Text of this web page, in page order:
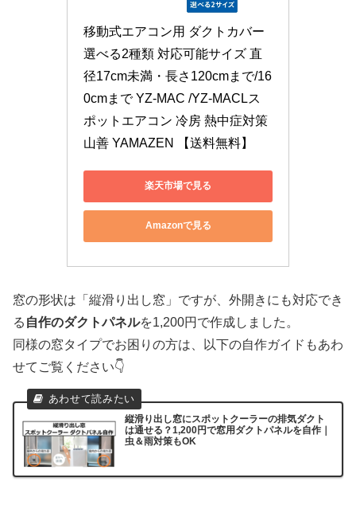
移動式エアコン用 ダクトカバー
選べる2種類 対応可能サイズ 直
径17cm未満・長さ120cmまで/16
0cmまで YZ-MAC /YZ-MACLス
ポットエアコン 冷房 熱中症対策
山善 YAMAZEN 【送料無料】
楽天市場で見る
Amazonで見る
窓の形状は「縦滑り出し窓」ですが、外開きにも対応でき
る 自作のダクトパネルを1,200円で作成しました。
同様の窓タイプでお困りの方は、以下の自作ガイドもあわ
せてご覧ください👇
縦滑り出し窓にスポットクーラーの排気ダクト
は通せる？1,200円で窓用ダクトパネルを自作｜
虫＆雨対策もOK